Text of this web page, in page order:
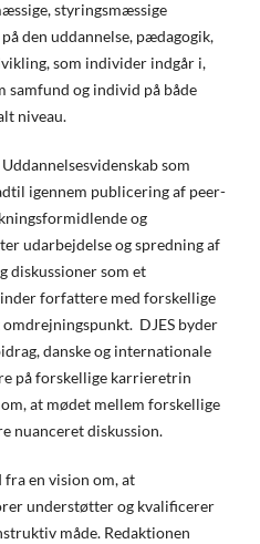
styringsmæssige
den uddannelse, pædagogik,
som individer indgår i,
samfund og individ på både
niveau.
som
igennem publicering af peer-
og
udarbejdelse og spredning af
diskussioner som et
forfattere med forskellige
DJES byder
danske og internationale
på forskellige karrieretrin
at mødet mellem forskellige
nuanceret diskussion.
fra en vision om, at
understøtter og kvalificerer
måde. Redaktionen